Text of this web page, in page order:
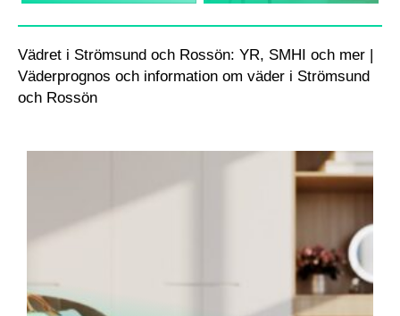
Vädret i Strömsund och Rossön: YR, SMHI och mer |
Väderprognos och information om väder i Strömsund
och Rossön